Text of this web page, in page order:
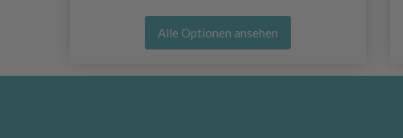
Alle Optionen ansehen